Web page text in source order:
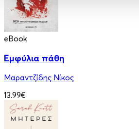
eBook
Εμφύλια πάθη
Μαραντζίδης Νίκος
13.99€